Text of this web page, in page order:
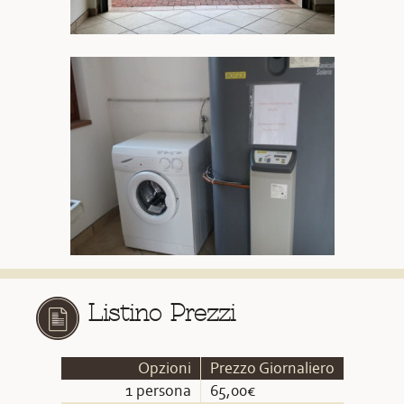
Listino Prezzi
Opzioni
Prezzo Giornaliero
1 persona
65,00€